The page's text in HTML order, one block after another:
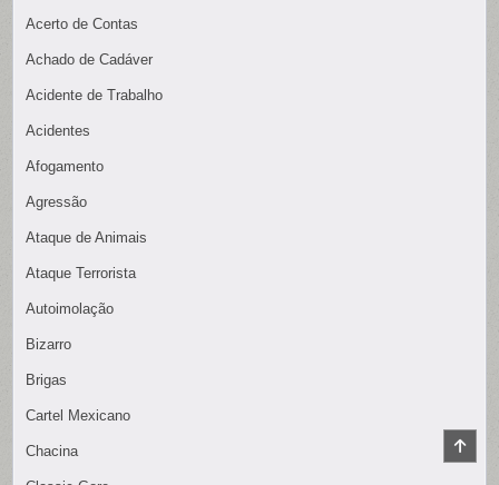
Acerto de Contas
Achado de Cadáver
Acidente de Trabalho
Acidentes
Afogamento
Agressão
Ataque de Animais
Ataque Terrorista
Autoimolação
Bizarro
Brigas
Cartel Mexicano
Chacina
TO